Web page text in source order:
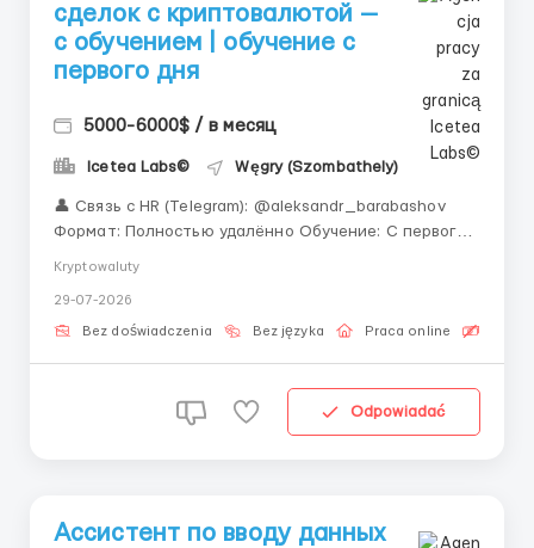
сделок с криптовалютой —
с обучением | обучение с
первого дня
5000-6000$ / в месяц
Icetea Labs© Węgry (Szombathely)
👤 Связь с HR (Telegram): @aleksandr_barabashov
Формат: Полностью удалённо Обучение: С первого
Вас фундаментальным принципам работы от и до.»
Обработка сделок на криптовалютных площа...
Kryptowaluty
29-07-2026
Bez doświadczenia Bez języka Praca online
Odpowiadać
Ассистент по вводу данных